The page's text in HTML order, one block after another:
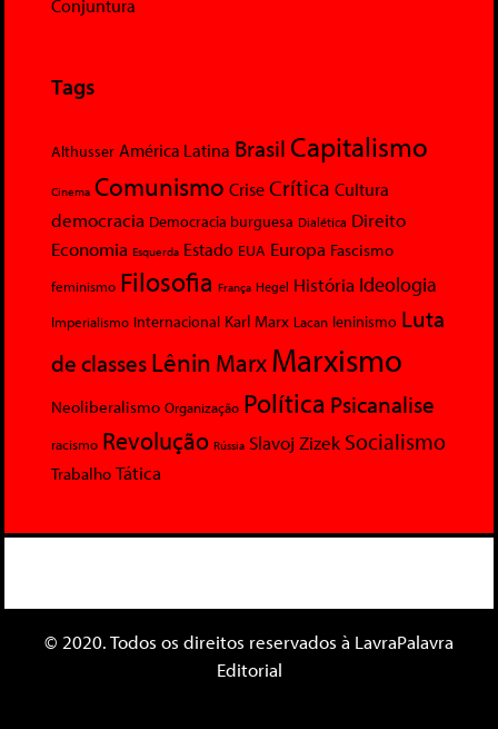
Conjuntura
Tags
Althusser América Latina Brasil Capitalismo
Cinema Comunismo Crise Crítica Cultura
democracia Democracia burguesa Dialética Direito
Economia Esquerda Estado EUA Europa Fascismo
feminismo Filosofia França Hegel História Ideologia
Imperialismo Internacional Karl Marx Lacan leninismo Luta
de classesLênin MarxMarxismo
Neoliberalismo Organização Política Psicanalise
racismo Revolução Rússia Slavoj Zizek Socialismo
Trabalho Tática
© 2020. Todos os direitos reservados à LavraPalavra
Editorial